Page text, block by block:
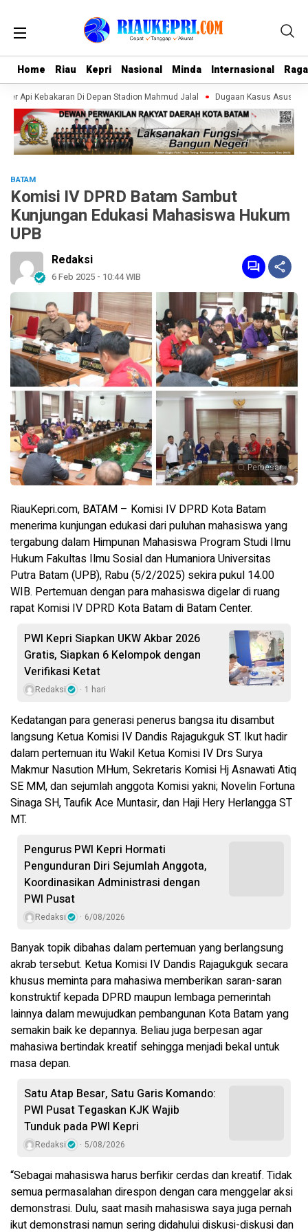
Home Riau Kepri Nasional Minda Internasional
Home Riau Kepri Nasional Minda Internasional
Api Kebakaran Di Depan Stadion Mahmud Jalal Dugaan Kasus Asusila di
BATAM
Komisi IV DPRD Batam Sambut
Kunjungan Edukasi Mahasiswa Hukum
UPB
Redaksi
6 Feb 2025 - 10:44 WIB
Perbesar
RiauKepri.com, BATAM – Komisi IV DPRD Kota Batam
menerima kunjungan edukasi dari puluhan mahasiswa yang
tergabung dalam Himpunan Mahasiswa Program Studi Ilmu
Hukum Fakultas Ilmu Sosial dan Humaniora Universitas
Putra Batam (UPB), Rabu (5/2/2025) sekira pukul 14.00
WIB. Pertemuan dengan para mahasiswa digelar di ruang
rapat Komisi IV DPRD Kota Batam di Batam Center.
PWI Kepri Siapkan UKW Akbar 2026
Gratis, Siapkan 6 Kelompok dengan
Verifikasi Ketat
Redaksi 1 hari
Kedatangan para generasi penerus bangsa itu disambut
langsung Ketua Komisi IV Dandis Rajagukguk ST. Ikut hadir
dalam pertemuan itu Wakil Ketua Komisi IV Drs Surya
Makmur Nasution MHum, Sekretaris Komisi Hj Asnawati Atiq
SE MM, dan sejumlah anggota Komisi yakni; Novelin Fortuna
Sinaga SH, Taufik Ace Muntasir, dan Haji Hery Herlangga ST
MT.
Pengurus PWI Kepri Hormati
Pengunduran Diri Sejumlah Anggota,
Koordinasikan Administrasi dengan
PWI Pusat
Redaksi 6/08/2026
Banyak topik dibahas dalam pertemuan yang berlangsung
akrab tersebut. Ketua Komisi IV Dandis Rajagukguk secara
khusus meminta para mahasiwa memberikan saran-saran
konstruktif kepada DPRD maupun lembaga pemerintah
lainnya dalam mewujudkan pembangunan Kota Batam yang
semakin baik ke depannya. Beliau juga berpesan agar
mahasiwa bertindak kreatif sehingga menjadi bekal untuk
masa depan.
Satu Atap Besar, Satu Garis Komando:
PWI Pusat Tegaskan KJK Wajib
Tunduk pada PWI Kepri
Redaksi 5/08/2026
“Sebagai mahasiswa harus berfikir cerdas dan kreatif. Tidak
semua permasalahan direspon dengan cara menggelar aksi
demonstrasi. Dulu, saat masih mahasiswa saya juga pernah
ikut demonstrasi namun sering didahului diskusi-diskusi dan